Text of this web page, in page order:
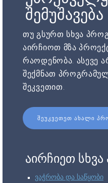
შემუშავება
თუ გსურთ სხვა
აირჩიოთ მზა
რაოდენობა. ასევე
შექმნათ
შეკვეთით.
ᲨᲔᲣᲙᲕᲔᲗᲔᲗ ᲐᲮᲐᲚᲘ
აირჩიეთ
ვაჭრობა და საწყობი